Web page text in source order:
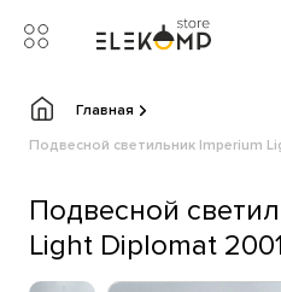
Главная
Подвесной светильник Imperium
Подвесной
Light Diplomat